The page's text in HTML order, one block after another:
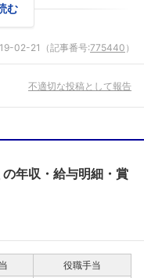
む
02-21 （記事番号:775440 ）
不適切な投稿として報告
の年収・給与明細・賞
役職手当